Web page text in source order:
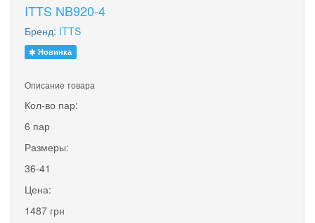
ITTS NB920-4
Бренд: ITTS
Новинка
Описание товара
Кол-во пар:
6 пар
Размеры:
36-41
Цена:
1487 грн